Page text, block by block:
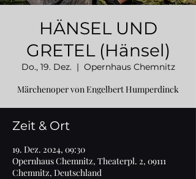
HÄNSEL UND
GRETEL (Hänsel)
Do., 19. Dez.
  |
Opernhaus Chemnitz
Zeit & Ort
19. Dez. 2024, 09:30
Opernhaus Chemnitz, Theaterpl. 2, 09111
Chemnitz, Deutschland